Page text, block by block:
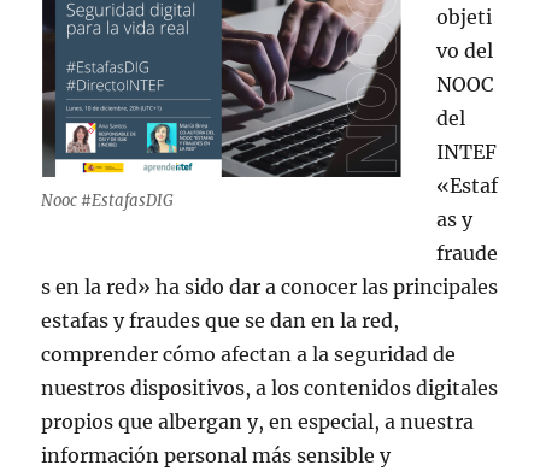
Nooc #EstafasDIG
objeti
vo del
NOOC
del
INTEF
«Estaf
as y
fraude
s en la red» ha sido dar a conocer las principales
estafas y fraudes que se dan en la red,
comprender cómo afectan a la seguridad de
nuestros dispositivos, a los contenidos digitales
propios que albergan y, en especial, a nuestra
información personal más sensible y